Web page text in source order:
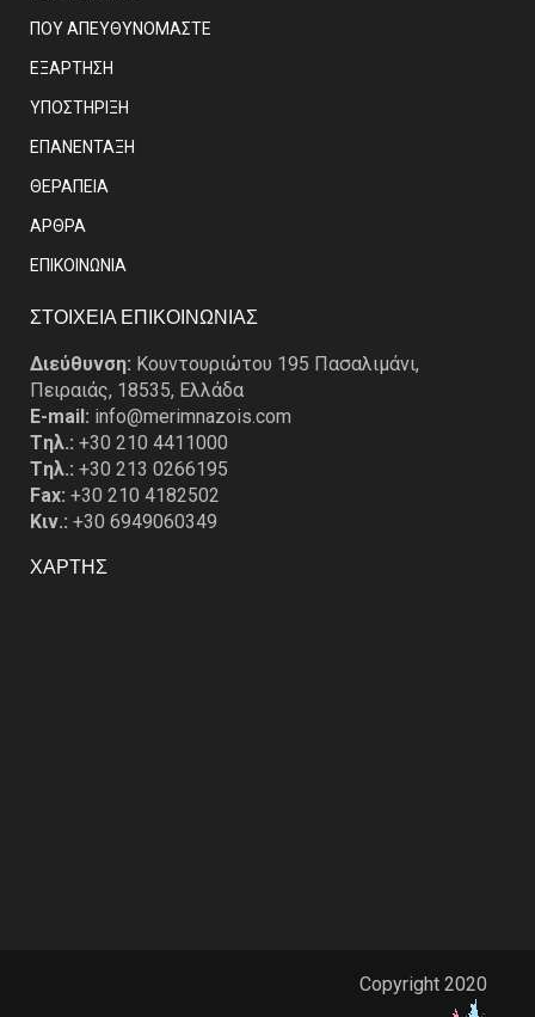
ΠΟΥ ΑΠΕΥΘΥΝΟΜΑΣΤΕ
ΕΞΑΡΤΗΣΗ
ΥΠΟΣΤΗΡΙΞΗ
ΕΠΑΝΕΝΤΑΞΗ
ΘΕΡΑΠΕΙΑ
ΑΡΘΡΑ
EΠΙΚΟΙΝΩΝΙΑ
ΣΤΟΙΧΕΙΑ ΕΠΙΚΟΙΝΩΝΙΑΣ
Διεύθυνση: Κουντουριώτου 195 Πασαλιμάνι,
Πειραιάς, 18535, Ελλάδα
E-mail: info@merimnazois.com
Tηλ.: +30 210 4411000
Tηλ.: +30 213 0266195
Fax: +30 210 4182502
Κιν.: +30 6949060349
ΧΑΡΤΗΣ
Copyright 2020